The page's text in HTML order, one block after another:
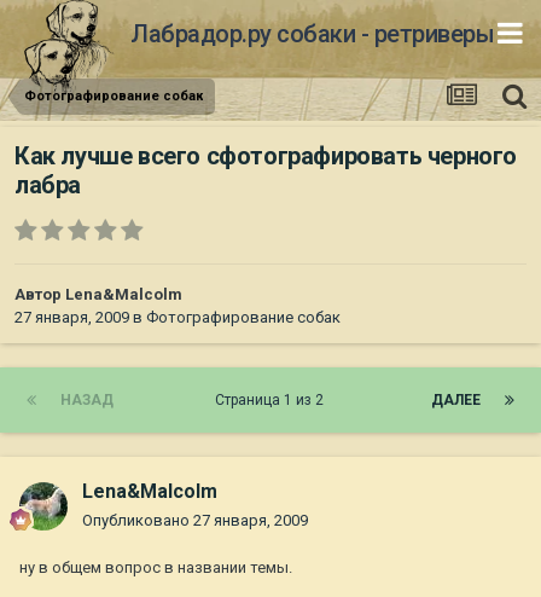
Лабрадор.ру собаки - ретриверы
Фотографирование собак
Как лучше всего сфотографировать черного
лабра
Автор Lena&Malcolm
27 января, 2009 в Фотографирование собак
НАЗАД ДАЛЕЕ
Страница 1 из 2
Lena&Malcolm
Опубликовано 27 января, 2009
ну в общем вопрос в названии темы.